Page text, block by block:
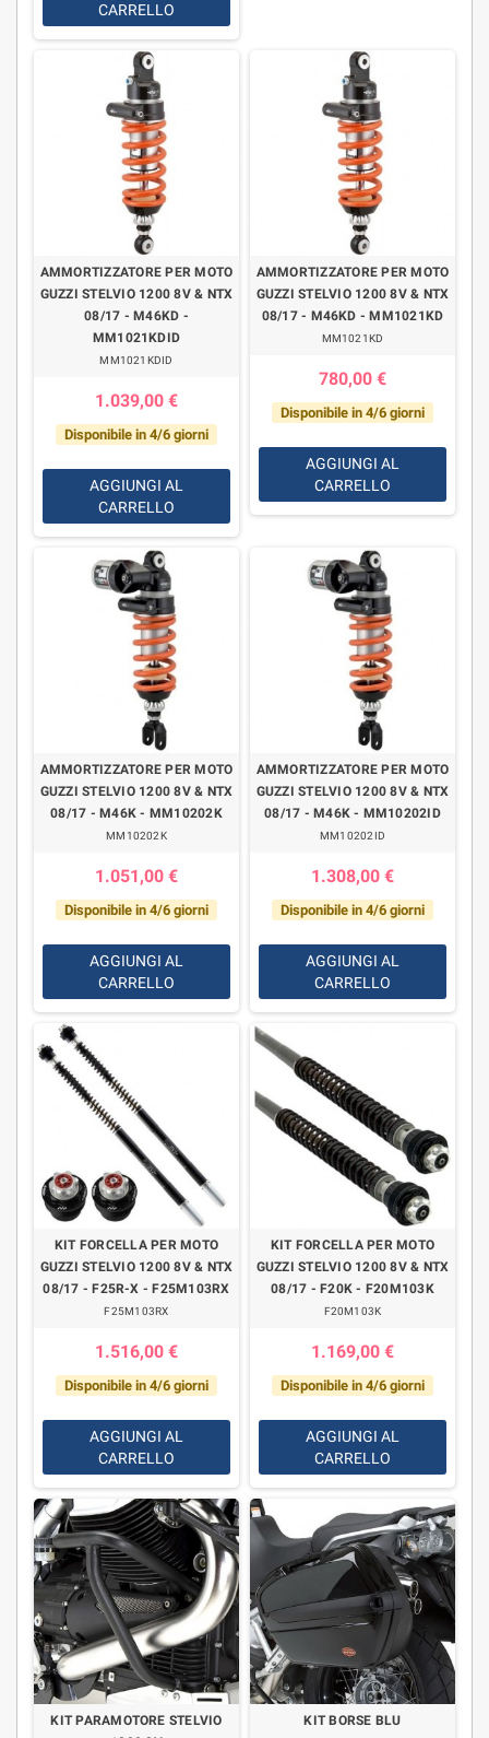
CARRELLO
AMMORTIZZATORE PER MOTO
GUZZI STELVIO 1200 8V & NTX
08/17 - M46KD -
MM1021KDID
MM1021KDID
1.039,00 €
Disponibile in 4/6 giorni
AGGIUNGI AL
CARRELLO
AMMORTIZZATORE PER MOTO
GUZZI STELVIO 1200 8V & NTX
08/17 - M46KD - MM1021KD
MM1021KD
780,00 €
Disponibile in 4/6 giorni
AGGIUNGI AL
CARRELLO
AMMORTIZZATORE PER MOTO
GUZZI STELVIO 1200 8V & NTX
08/17 - M46K - MM10202K
MM10202K
1.051,00 €
Disponibile in 4/6 giorni
AGGIUNGI AL
CARRELLO
AMMORTIZZATORE PER MOTO
GUZZI STELVIO 1200 8V & NTX
08/17 - M46K - MM10202ID
MM10202ID
1.308,00 €
Disponibile in 4/6 giorni
AGGIUNGI AL
CARRELLO
KIT FORCELLA PER MOTO
GUZZI STELVIO 1200 8V & NTX
08/17 - F25R-X - F25M103RX
F25M103RX
1.516,00 €
Disponibile in 4/6 giorni
AGGIUNGI AL
CARRELLO
KIT FORCELLA PER MOTO
GUZZI STELVIO 1200 8V & NTX
08/17 - F20K - F20M103K
F20M103K
1.169,00 €
Disponibile in 4/6 giorni
AGGIUNGI AL
CARRELLO
KIT PARAMOTORE STELVIO
KIT BORSE BLU